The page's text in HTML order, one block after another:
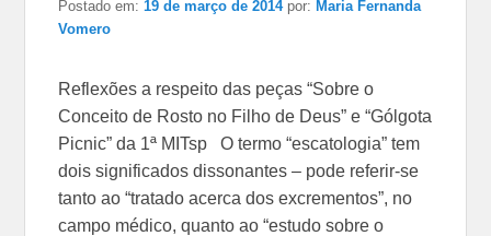
Postado em:19 de março de 2014 por:Maria Fernanda
Vomero
Reflexões a respeito das peças “Sobre o
Conceito de Rosto no Filho de Deus” e “Gólgota
Picnic” da 1ª MITsp O termo “escatologia” tem
dois significados dissonantes – pode referir-se
tanto ao “tratado acerca dos excrementos”, no
campo médico, quanto ao “estudo sobre o